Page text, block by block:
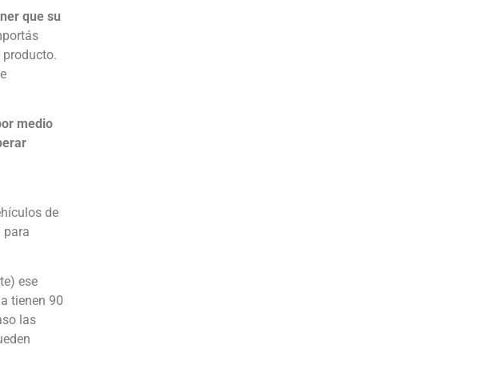
que su
producto.
medio
de
para
ese
tienen 90
las